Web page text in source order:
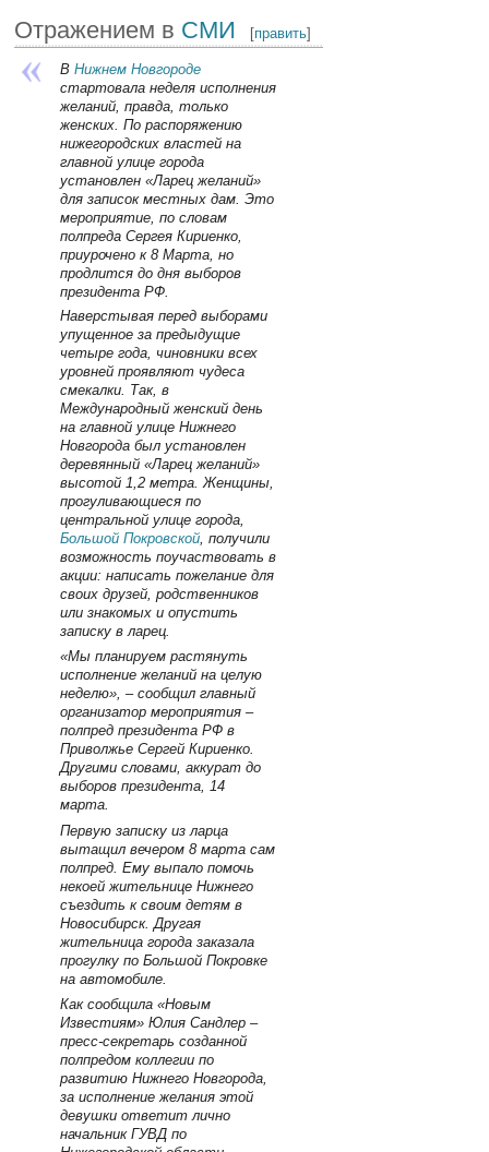
Отражением в СМИ [править]
ВНижнем Новгороде
стартовала неделя исполнения
желаний, правда, только
женских. По распоряжению
нижегородских властей на
главной улице города
установлен «Ларец желаний»
для записок местных дам. Это
мероприятие, по словам
полпреда Сергея Кириенко,
приурочено к 8 Марта, но
продлится до дня выборов
президента РФ.
Наверстывая перед выборами
упущенное за предыдущие
четыре года, чиновники всех
уровней проявляют чудеса
смекалки. Так, в
Международный женский день
на главной улице Нижнего
Новгорода был установлен
деревянный «Ларец желаний»
высотой 1,2 метра. Женщины,
прогуливающиеся по
центральной улице города,
Большой Покровской, получили
возможность поучаствовать в
акции: написать пожелание для
своих друзей, родственников
или знакомых и опустить
записку в ларец.
«Мы планируем растянуть
исполнение желаний на целую
неделю», – сообщил главный
организатор мероприятия –
полпред президента РФ в
Приволжье Сергей Кириенко.
Другими словами, аккурат до
выборов президента, 14
марта.
Первую записку из ларца
вытащил вечером 8 марта сам
полпред. Ему выпало помочь
некоей жительнице Нижнего
съездить к своим детям в
Новосибирск. Другая
жительница города заказала
прогулку по Большой Покровке
на автомобиле.
Как сообщила «Новым
Известиям» Юлия Сандлер –
пресс-секретарь созданной
полпредом коллегии по
развитию Нижнего Новгорода,
за исполнение желания этой
девушки ответит лично
начальник ГУВД по